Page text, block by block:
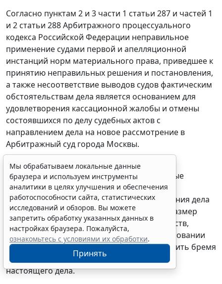
Согласно пунктам 2 и 3 части 1 статьи 287 и частей 1
и 2 статьи 288 Арбитражного процессуального
кодекса Российской Федерации неправильное
применение судами первой и апелляционной
инстанций норм материального права, приведшее к
принятию неправильных решения и постановления,
а также несоответствие выводов судов фактическим
обстоятельствам дела является основанием для
удовлетворения кассационной жалобы и отмены
состоявшихся по делу судебных актов с
направлением дела на новое рассмотрение в
Арбитражный суд города Москвы.
При новом рассмотрении дела суду первой
инстанции необходимо устранить указанные
недостатки, установить и исследовать все
существенные для правильного рассмотрения дела
обстоятельства, в том числе определить размер
компенсации исходя из оценки доказательств,
представленных в материалы дела и на основании
результата рассмотрения спора распределить бремя
судебных расходов, понесенных в рамках
настоящего дела.
Мы обрабатываем локальные данные
браузера и используем инструменты
аналитики в целях улучшения и обеспечения
работоспособности сайта, статистических
исследований и обзоров. Вы можете
запретить обработку указанных данных в
настройках браузера. Пожалуйста,
ознакомьтесь с условиями их обработки.
Принять